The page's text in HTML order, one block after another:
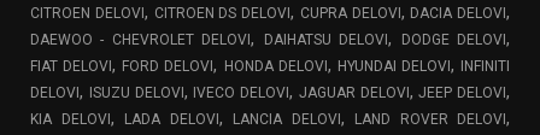
CITROEN DELOVI , CITROEN DS DELOVI , CUPRA DELOVI , DACIA DELOVI ,
DAEWOO - CHEVROLET DELOVI, DAIHATSU DELOVI, DODGE DELOVI,
FIAT DELOVI, FORD DELOVI, HONDA DELOVI , HYUNDAI DELOVI ,
INFINITI
DELOVI , ISUZU DELOVI , IVECO DELOVI , JAGUAR DELOVI ,JEEP DELOVI ,
KIA DELOVI , LADA DELOVI , LANCIA DELOVI , LAND ROVER DELOVI ,